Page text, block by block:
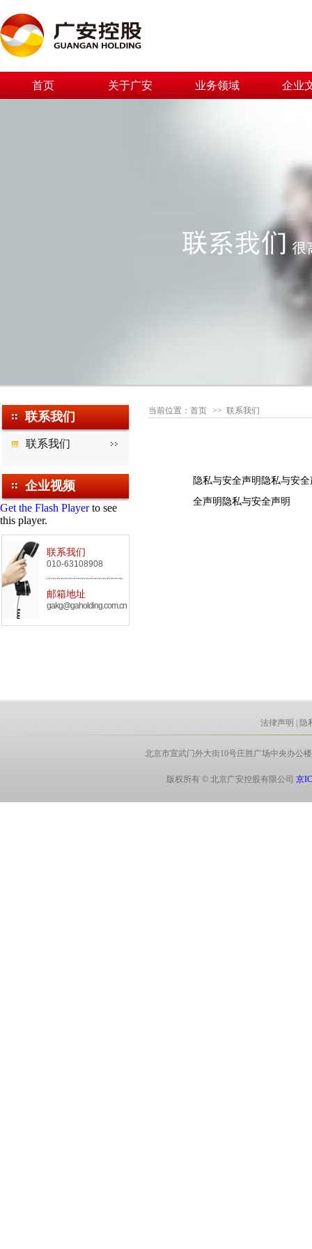
首页 关于广安 业务领域 企业
联系我们
联系我们
企业视频
Get the Flash Playerto see
this player.
联系我们
010-63108908
邮箱地址
gakg@gaholding.com.cn
当前位置： 首页 >> 联系我们
隐私与安全声明隐私与安
全声明隐私与安全声明
法律声明 隐
北京市宣武门外大街10号庄胜广场中央办公
版权所有 © 北京广安控股有限公司京